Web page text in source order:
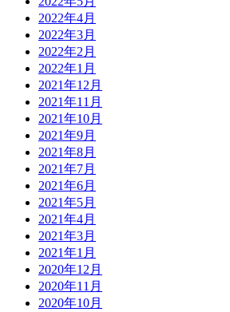
2022年4月
2022年3月
2022年2月
2022年1月
2021年12月
2021年11月
2021年10月
2021年9月
2021年8月
2021年7月
2021年6月
2021年5月
2021年4月
2021年3月
2021年1月
2020年12月
2020年11月
2020年10月